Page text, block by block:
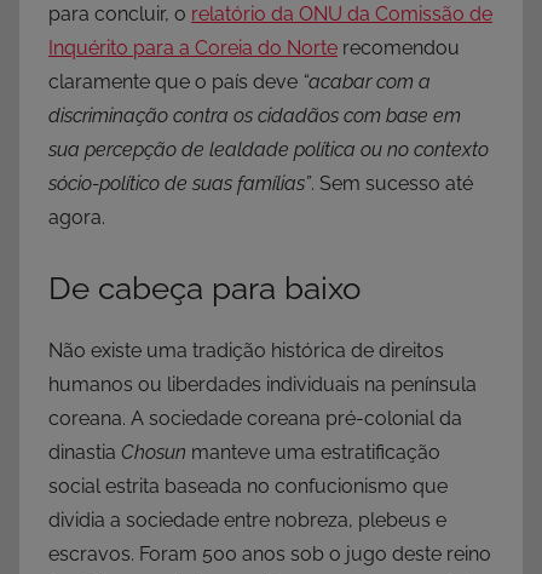
para concluir, o relatório da ONU da Comissão de
Inquérito para a Coreia do Norte recomendou
claramente que o país deve “acabar com a
discriminação contra os cidadãos com base em
sua percepção de lealdade política ou no contexto
sócio-político de suas famílias”. Sem sucesso até
agora.
De cabeça para baixo
Não existe uma tradição histórica de direitos
humanos ou liberdades individuais na península
coreana. A sociedade coreana pré-colonial da
dinastia Chosun manteve uma estratificação
social estrita baseada no confucionismo que
dividia a sociedade entre nobreza, plebeus e
escravos. Foram 500 anos sob o jugo deste reino